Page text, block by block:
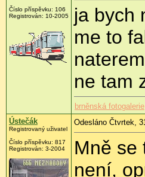
Číslo příspěvku: 106
Registrován: 10-2005
ja bych
me to
ne tam
brněnská fotogalerie
Ústečák
Registrovaný uživatel
Číslo příspěvku: 817
Registrován: 3-2004
Odesláno Čtvrtek,
Mně se
není,